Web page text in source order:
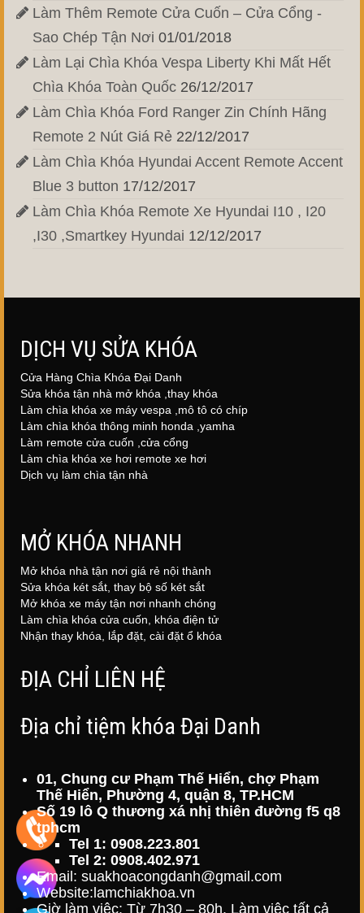
Làm Thêm Remote Cửa Cuốn – Cửa Cổng -
Sao Chép Tận Nơi 01/01/2018
Làm Lại Chìa Khóa Vespa Liberty Khi Mất Hết
Chìa Khóa Toàn Quốc 26/12/2017
Làm Chìa Khóa Ford Ranger Zin Chính Hãng
Remote 2 Nút Giá Rẻ 22/12/2017
Làm Chìa Khóa Hyundai Accent Remote Accent
Blue 3 button 17/12/2017
Làm Chìa Khóa Remote Xe Hyundai I10 , I20
,I30 ,Smartkey Hyundai 12/12/2017
DỊCH VỤ SỬA KHÓA
Cửa Hàng Chìa Khóa Đại Danh
Sửa khóa tận nhà mở khóa ,thay khóa
Làm chìa khóa xe máy vespa ,mô tô có chíp
Làm chìa khóa thông minh honda ,yamha
Làm remote cửa cuốn ,cửa cổng
Làm chìa khóa xe hơi remote xe hơi
Dịch vụ làm chìa tận nhà
MỞ KHÓA NHANH
Mở khóa nhà tận nơi giá rẻ nội thành
Sửa khóa két sắt, thay bộ số két sắt
Mở khóa xe máy tận nơi nhanh chóng
Làm chìa khóa cửa cuốn, khóa điện tử
Nhận thay khóa, lắp đặt, cài đặt ổ khóa
ĐỊA CHỈ LIÊN HỆ
Địa chỉ tiệm khóa Đại Danh
01, Chung cư Phạm Thế Hiển, chợ Phạm
Thế Hiển, Phường 4, quận 8, TP.HCM
Số 19 lô Q thương xá nhị thiên đường f5 q8
tphcm
Tel 1: 0908.223.801
Tel 2: 0908.402.971
Email: suakhoacongdanh@gmail.com
Website: lamchiakhoa.vn
Giờ làm việc: Từ 7h30 – 80h. Làm việc tất cả